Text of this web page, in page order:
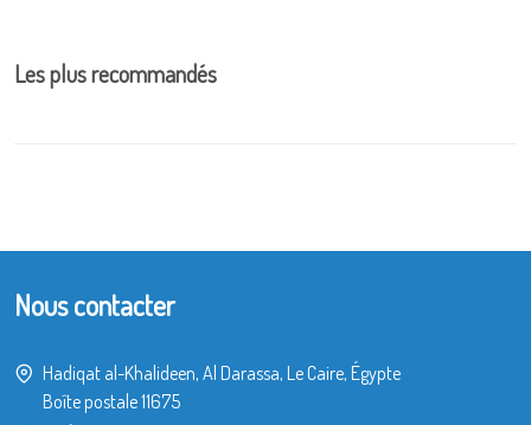
Les plus recommandés
Nous contacter
Hadiqat al-Khalideen, Al Darassa, Le Caire, Égypte
Boîte postale 11675